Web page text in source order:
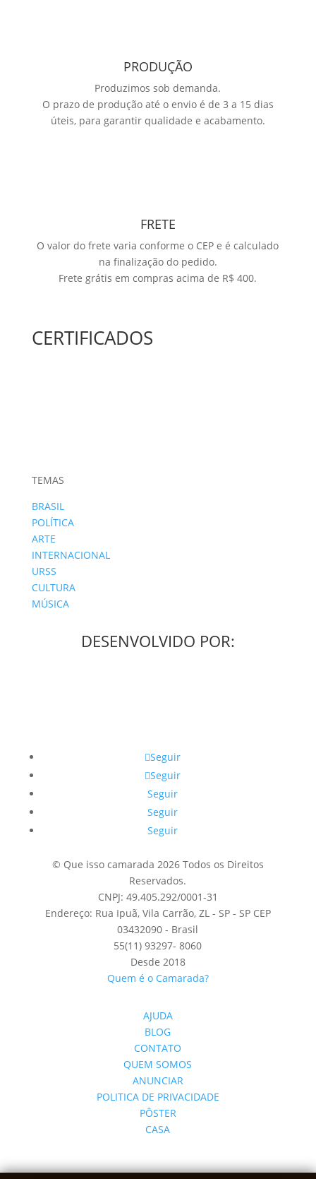
PRODUÇÃO
Produzimos sob demanda.
O prazo de produção até o envio é de 3 a 15 dias
úteis, para garantir qualidade e acabamento.
FRETE
O valor do frete varia conforme o CEP e é calculado
na finalização do pedido.
Frete grátis em compras acima de R$ 400.
CERTIFICADOS
TEMAS
BRASIL
POLÍTICA
ARTE
INTERNACIONAL
URSS
CULTURA
MÚSICA
DESENVOLVIDO POR:
Seguir
Seguir
Seguir
Seguir
Seguir
© Que isso camarada 2026 Todos os Direitos
Reservados.
CNPJ: 49.405.292/0001-31
Endereço: Rua Ipuã, Vila Carrão, ZL - SP - SP CEP
03432090 - Brasil
55(11) 93297- 8060
Desde 2018
Quem é o Camarada?
AJUDA
BLOG
CONTATO
QUEM SOMOS
ANUNCIAR
POLITICA DE PRIVACIDADE
PÔSTER
CASA